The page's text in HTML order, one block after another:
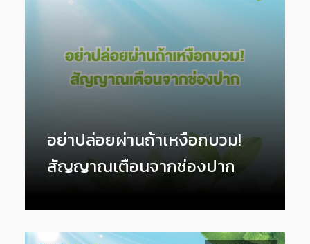
อย่าปล่อยผ่านถ้าเหงือกบวม!
สัญญาณเตือนจากช่องปาก